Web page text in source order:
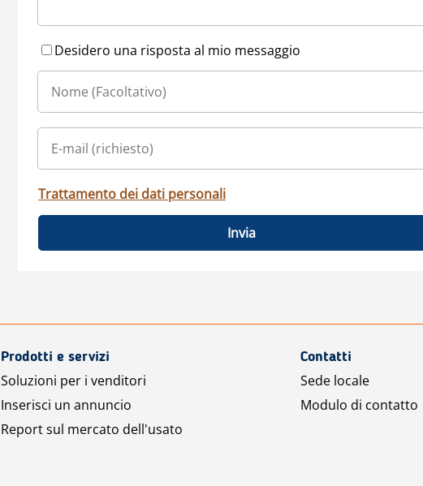
Desidero una risposta al mio messaggio
Trattamento dei dati personali
Invia
Prodotti e servizi
Soluzioni per i venditori
Inserisci un annuncio
Report sul mercato dell'usato
Contatti
Sede locale
Modulo di contatto